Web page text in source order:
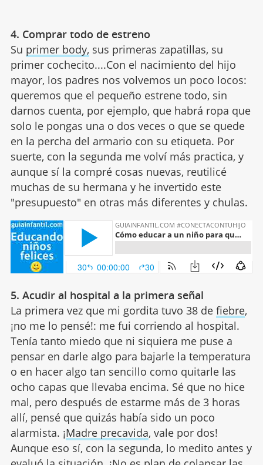
4. Comprar todo de estreno
Su primer body, sus primeras zapatillas, su
primer cochecito....Con el nacimiento del hijo
mayor, los padres nos volvemos un poco locos:
queremos que el pequeño estrene todo, sin
darnos cuenta, por ejemplo, que habrá ropa que
solo le pongas una o dos veces o que se quede
en la percha del armario con su etiqueta. Por
suerte, con la segunda me volví más practica, y
aunque sí la compré cosas nuevas, reutilicé
muchas de su hermana y he invertido este
"presupuesto" en otras más diferentes y chulas.
5. Acudir al hospital a la primera señal
La primera vez que mi gordita tuvo 38 de fiebre,
¡no me lo pensé!: me fui corriendo al hospital.
Tenía tanto miedo que ni siquiera me puse a
pensar en darle algo para bajarle la temperatura
o en hacer algo tan sencillo como quitarle las
ocho capas que llevaba encima. Sé que no hice
mal, pero después de estarme más de 3 horas
allí, pensé que quizás había sido un poco
alarmista. ¡Madre precavida, vale por dos!
Aunque eso sí, con la segunda, lo medito antes y